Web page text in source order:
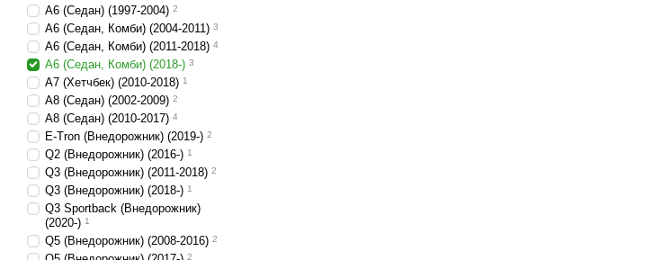
A6 (Седан) (1997-2004) 2
A6 (Седан, Комби) (2004-2011) 3
A6 (Седан, Комби) (2011-2018) 4
A6 (Седан, Комби) (2018-) 3
A7 (Хетчбек) (2010-2018) 1
A8 (Седан) (2002-2009) 2
A8 (Седан) (2010-2017) 4
E-Tron (Внедорожник) (2019-) 2
Q2 (Внедорожник) (2016-) 1
Q3 (Внедорожник) (2011-2018) 2
Q3 (Внедорожник) (2018-) 1
Q3 Sportback (Внедорожник)
(2020-) 1
Q5 (Внедорожник) (2008-2016) 2
2